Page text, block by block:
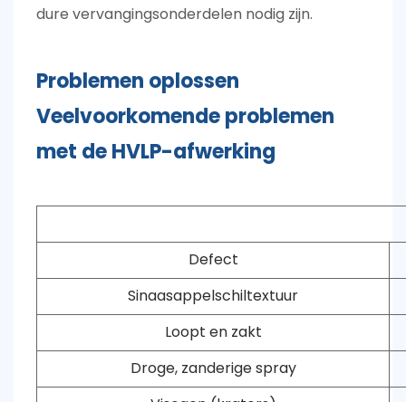
dure vervangingsonderdelen nodig zijn.
Problemen oplossen
Veelvoorkomende problemen
met de HVLP-afwerking
Defect
Sinaasappelschiltextuur
Loopt en zakt
Droge, zanderige spray